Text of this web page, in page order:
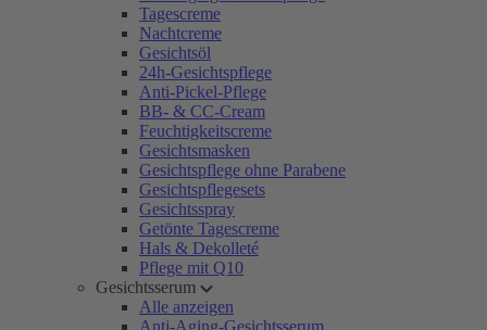
Tagescreme
Nachtcreme
Gesichtsöl
24h-Gesichtspflege
Anti-Pickel-Pflege
BB- & CC-Cream
Feuchtigkeitscreme
Gesichtsmasken
Gesichtspflege ohne Parabene
Gesichtspflegesets
Gesichtsspray
Getönte Tagescreme
Hals & Dekolleté
Pflege mit Q10
Gesichtsserum
Alle anzeigen
Anti-Aging-Gesichtsserum